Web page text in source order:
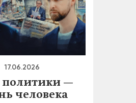
17.06.2026
политики —
человека